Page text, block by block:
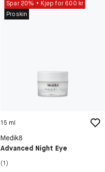
Spar 20%
Kjøp for 600 kr
Proskin
15 ml
Medik8
Advanced Night Eye
(1)